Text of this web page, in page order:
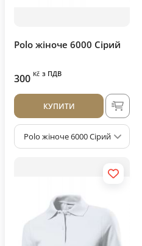
Polo жіноче 6000 Сірий
300 Kč з ПДВ
КУПИТИ
Polo жіноче 6000 Сірий